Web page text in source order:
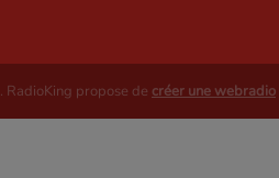
. RadioKing propose de créer une webradio